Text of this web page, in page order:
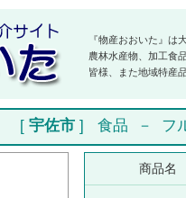
『物産おおいた』は
農林水産物、加工食
皆様、また地域特産
[ 宇佐市 ] 食品 － フ
商品名